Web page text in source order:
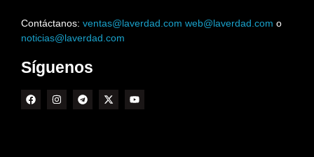
Contáctanos: ventas@laverdad.com web@laverdad.com o
noticias@laverdad.com
Síguenos